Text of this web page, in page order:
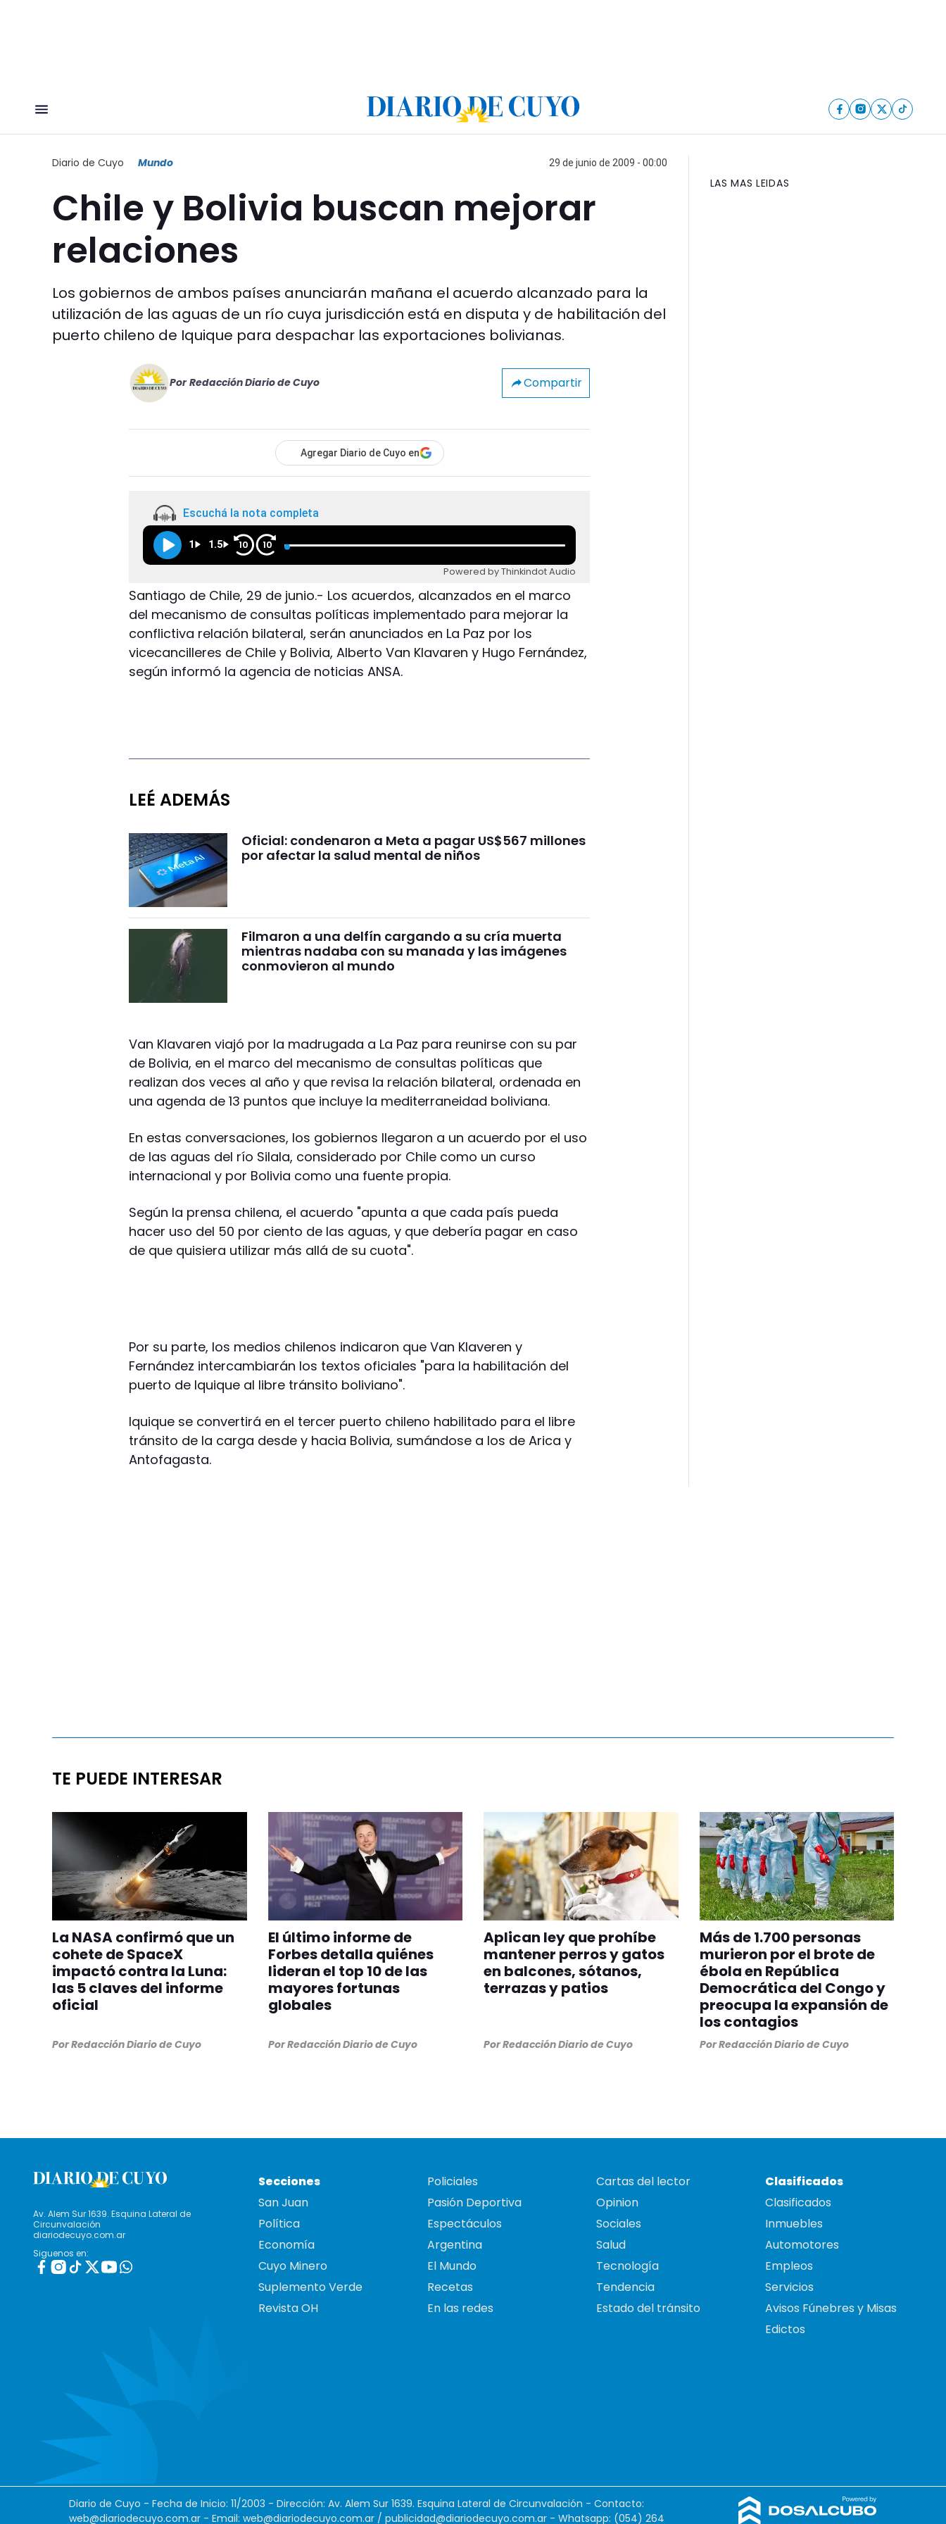
Diario de Cuyo Mundo 29 de junio de 2009 - 00:00
Chile y Bolivia buscan mejorar
relaciones
Los gobiernos de ambos países anunciarán mañana el acuerdo alcanzado para la
utilización de las aguas de un río cuya jurisdicción está en disputa y de habilitación del
puerto chileno de Iquique para despachar las exportaciones bolivianas.
Por Redacción Diario de Cuyo Compartir
Agregar Diario de Cuyo en
Escuchá la nota completa
1 1.5 10 10
Powered by Thinkindot Audio
Santiago de Chile, 29 de junio.- Los acuerdos, alcanzados en el marco
del mecanismo de consultas políticas implementado para mejorar la
conflictiva relación bilateral, serán anunciados en La Paz por los
vicecancilleres de Chile y Bolivia, Alberto Van Klavaren y Hugo Fernández,
según informó la agencia de noticias ANSA.
LEÉ ADEMÁS
Oficial: condenaron a Meta a pagar US$567 millones
por afectar la salud mental de niños
Filmaron a una delfín cargando a su cría muerta
mientras nadaba con su manada y las imágenes
conmovieron al mundo
Van Klavaren viajó por la madrugada a La Paz para reunirse con su par
de Bolivia, en el marco del mecanismo de consultas políticas que
realizan dos veces al año y que revisa la relación bilateral, ordenada en
una agenda de 13 puntos que incluye la mediterraneidad boliviana.
En estas conversaciones, los gobiernos llegaron a un acuerdo por el uso
de las aguas del río Silala, considerado por Chile como un curso
internacional y por Bolivia como una fuente propia.
Según la prensa chilena, el acuerdo "apunta a que cada país pueda
hacer uso del 50 por ciento de las aguas, y que debería pagar en caso
de que quisiera utilizar más allá de su cuota".
Por su parte, los medios chilenos indicaron que Van Klaveren y
Fernández intercambiarán los textos oficiales "para la habilitación del
puerto de Iquique al libre tránsito boliviano".
Iquique se convertirá en el tercer puerto chileno habilitado para el libre
tránsito de la carga desde y hacia Bolivia, sumándose a los de Arica y
Antofagasta.
LAS MAS LEIDAS
TE PUEDE INTERESAR
La NASA confirmó que un
cohete de SpaceX
impactó contra la Luna:
las 5 claves del informe
oficial
PorRedacción Diario de Cuyo
El último informe de
Forbes detalla quiénes
lideran el top 10 de las
mayores fortunas
globales
PorRedacción Diario de Cuyo
Aplican ley que prohíbe
mantener perros y gatos
en balcones, sótanos,
terrazas y patios
PorRedacción Diario de Cuyo
Más de 1.700 personas
murieron por el brote de
ébola en República
Democrática del Congo y
preocupa la expansión de
los contagios
PorRedacción Diario de Cuyo
Av. Alem Sur 1639. Esquina Lateral de
Circunvalación
diariodecuyo.com.ar
Siguenos en:
Secciones
San Juan
Política
Economía
Cuyo Minero
Suplemento Verde
Revista OH
Policiales
Pasión Deportiva
Espectáculos
Argentina
El Mundo
Recetas
En las redes
Cartas del lector
Opinion
Sociales
Salud
Tecnología
Tendencia
Estado del tránsito
Clasificados
Clasificados
Inmuebles
Automotores
Empleos
Servicios
Avisos Fúnebres y Misas
Edictos
Diario de Cuyo - Fecha de Inicio: 11/2003 - Dirección: Av. Alem Sur 1639. Esquina Lateral de Circunvalación - Contacto:
web@diariodecuyo.com.ar - Email: web@diariodecuyo.com.ar / publicidad@diariodecuyo.com.ar - Whatsapp: (054) 264